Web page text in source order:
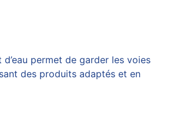
permet de garder les voies
des produits adaptés et en